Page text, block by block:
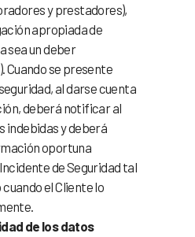
y prestadores),
apropiada de
sea un deber
Cuando se presente
al darse cuenta
deberá notificar al
indebidas y deberá
oportuna
de Seguridad tal
el Cliente lo
de los datos